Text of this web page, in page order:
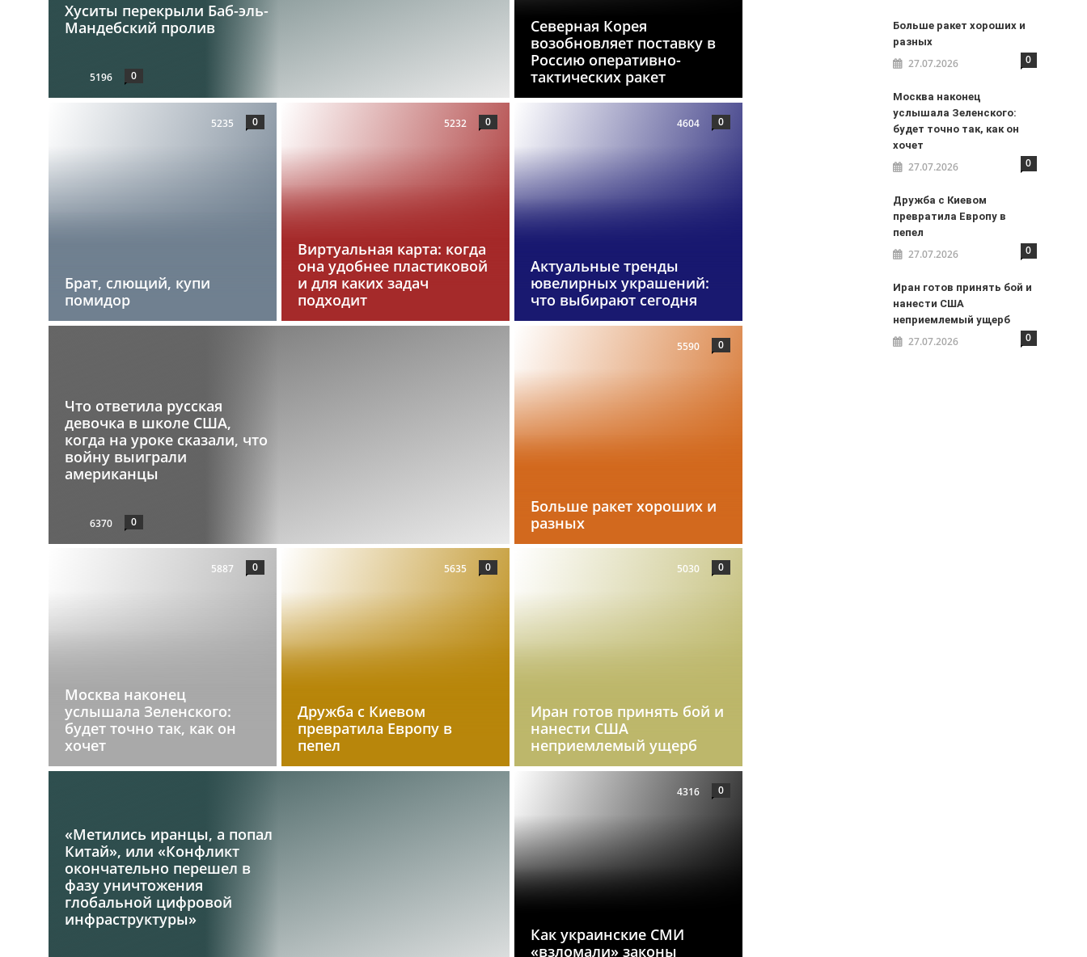
Хуситы перекрыли Баб-эль-
Мандебский пролив
5196 0
Северная Корея
возобновляет поставку в
Россию оперативно-
тактических ракет
Брат, слющий, купи
помидор
5235 0
Виртуальная карта: когда
она удобнее пластиковой
и для каких задач
подходит
5232 0
Актуальные тренды
ювелирных украшений:
что выбирают сегодня
4604 0
Что ответила русская
девочка в школе США,
когда на уроке сказали, что
войну выиграли
американцы
6370 0
Больше ракет хороших и
разных
5590 0
Москва наконец
услышала Зеленского:
будет точно так, как он
хочет
5887 0
Дружба с Киевом
превратила Европу в
пепел
5635 0
Иран готов принять бой и
нанести США
неприемлемый ущерб
5030 0
«Метились иранцы, а попал
Китай», или «Конфликт
окончательно перешел в
фазу уничтожения
глобальной цифровой
инфраструктуры»
Как украинские СМИ
«взломали» законы
4316 0
Больше ракет хороших и
разных
27.07.2026 0
Москва наконец
услышала Зеленского:
будет точно так, как он
хочет
27.07.2026 0
Дружба с Киевом
превратила Европу в
пепел
27.07.2026 0
Иран готов принять бой и
нанести США
неприемлемый ущерб
27.07.2026 0